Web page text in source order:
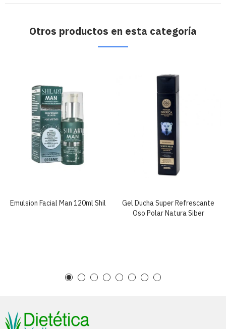
Otros productos en esta categoría
Emulsion Facial Man 120ml Shil
Gel Ducha Super Refrescante
Oso Polar Natura Siber